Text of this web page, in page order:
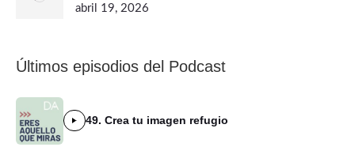
abril 19, 2026
Últimos episodios del Podcast
49. Crea tu imagen refugio